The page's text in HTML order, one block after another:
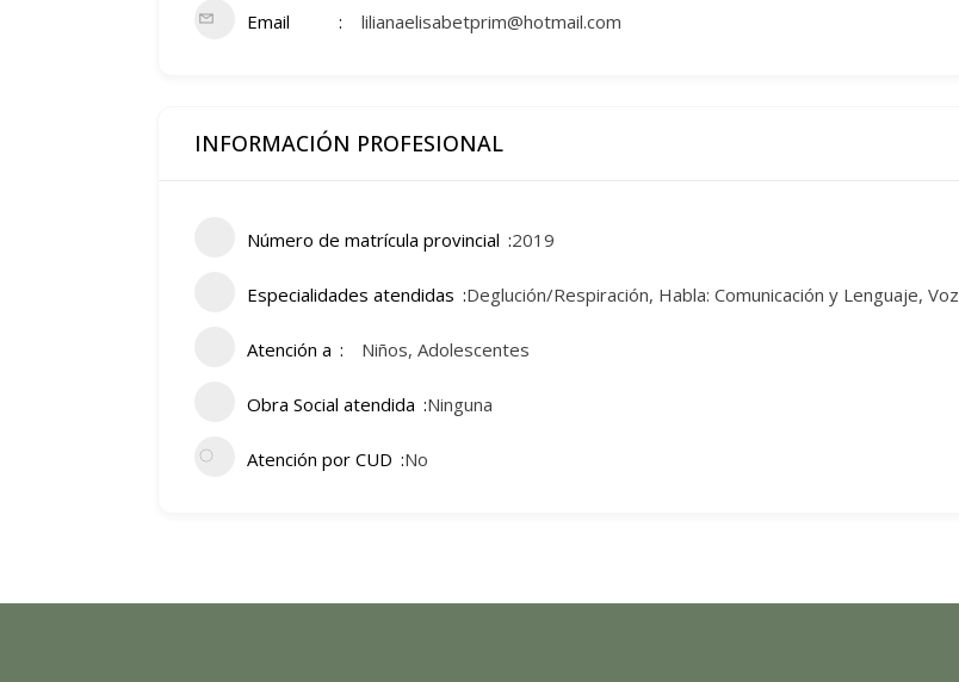
Email lilianaelisabetprim@hotmail.com
INFORMACIÓN PROFESIONAL
Número de matrícula provincial 2019
Especialidades atendidas Deglución/Respiración, Habla: Comunicación y Lenguaje, Voz
Atención a Niños, Adolescentes
Obra Social atendida Ninguna
Atención por CUD No